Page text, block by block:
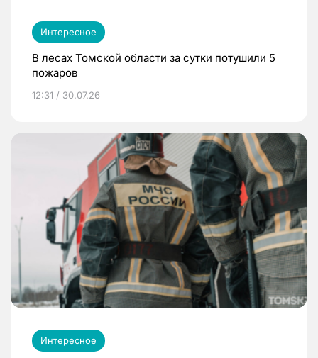
Интересное
В лесах Томской области за сутки потушили 5
пожаров
12:31 / 30.07.26
Интересное